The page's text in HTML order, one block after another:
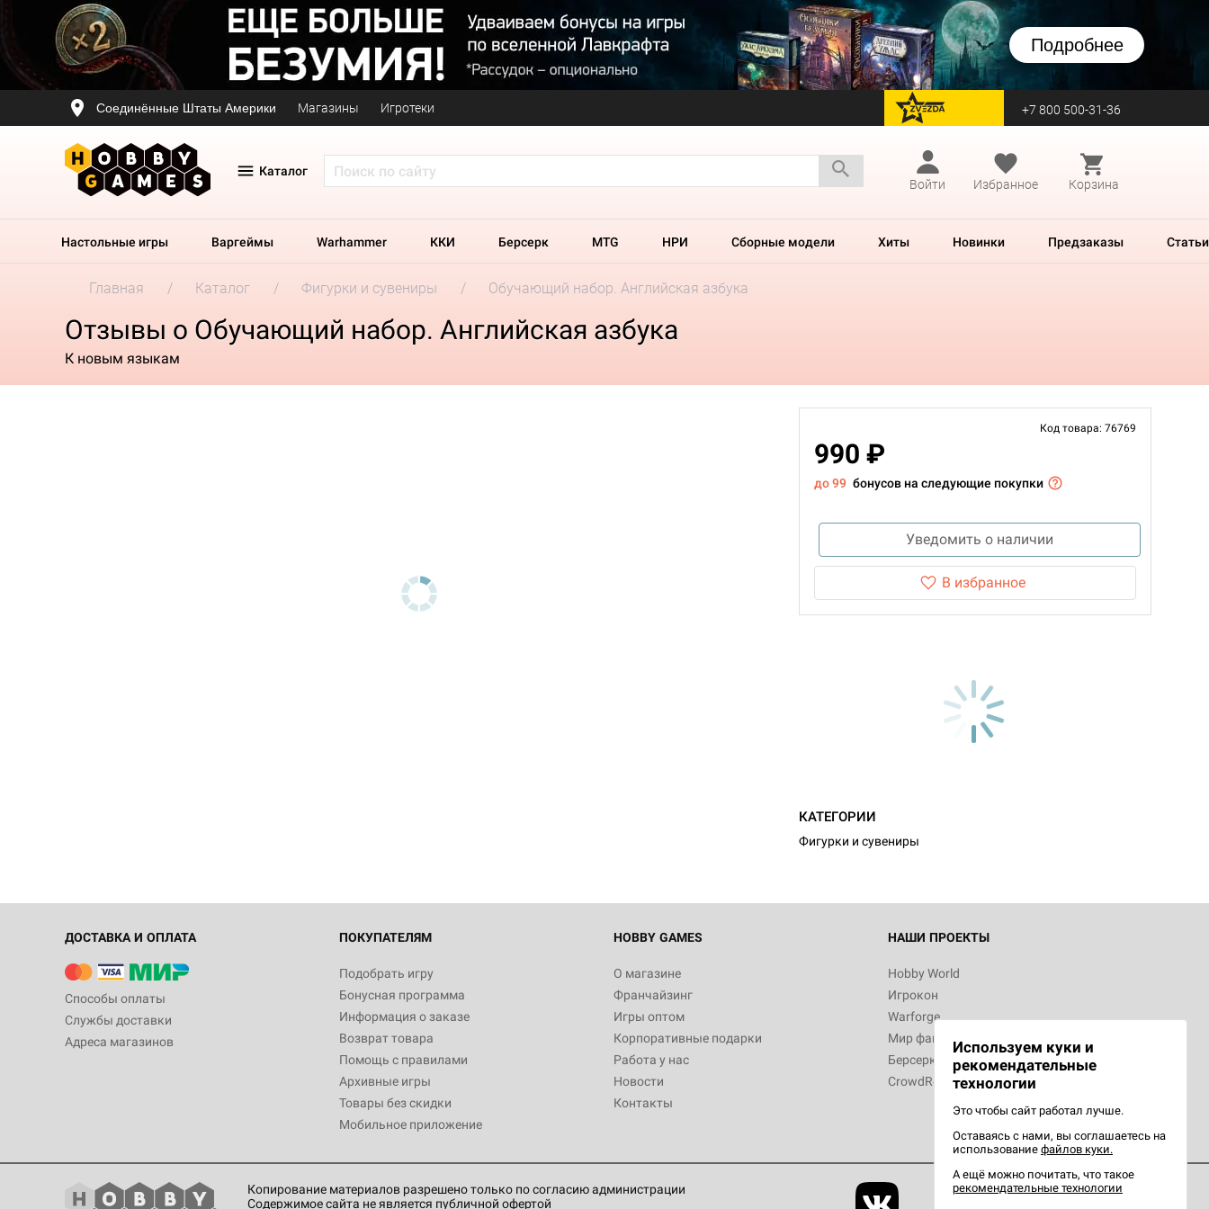
Подробнее
Соединённые Штаты Америки Магазины Игротеки перейти на Zvezda +7 800 500-31-36
Каталог
Войти
Избранное Корзина
Настольные игры Варгеймы Warhammer ККИ Берсерк MTG НРИ Сборные модели Хиты Новинки Предзаказы Статьи
Главная Каталог Фигурки и сувениры Обучающий набор. Английская азбука
Отзывы о Обучающий набор. Английская азбука
К новым языкам
Код товара: 76769
990 ₽
до 99 бонусов на следующие покупки
Уведомить о наличии
В избранное
КАТЕГОРИИ
Фигурки и сувениры
ДОСТАВКА И ОПЛАТА
Способы оплаты
Службы доставки
Адреса магазинов
ПОКУПАТЕЛЯМ
Подобрать игру
Бонусная программа
Информация о заказе
Возврат товара
Помощь с правилами
Архивные игры
Товары без скидки
Мобильное приложение
HOBBY GAMES
О магазине
Франчайзинг
Игры оптом
Корпоративные подарки
Работа у нас
Новости
Контакты
НАШИ ПРОЕКТЫ
Hobby World
Игрокон
Warforge
Мир фантастики
Берсерк
CrowdRepublic
Копирование материалов разрешено только по согласию администрации
Содержимое сайта не является публичной офертой
Используем куки и
рекомендательные
технологии
Это чтобы сайт работал лучше.
Оставаясь с нами, вы соглашаетесь на
использование файлов куки.
А ещё можно почитать, что такое
рекомендательные технологии